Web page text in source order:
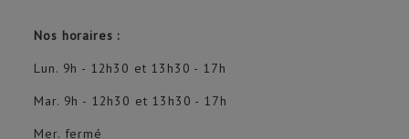
Nos horaires :
Lun. 9h - 12h30 et 13h30 - 17h
Mar. 9h - 12h30 et 13h30 - 17h
Mer. fermé